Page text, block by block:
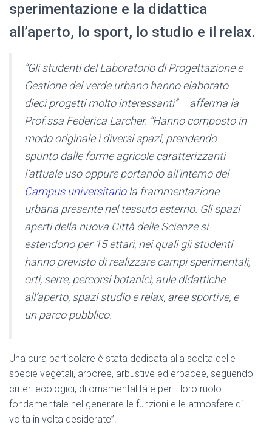
sperimentazione e la didattica
all’aperto, lo sport, lo studio e il relax.
“Gli studenti del Laboratorio di Progettazione e
Gestione del verde urbano hanno elaborato
dieci progetti molto interessanti” – afferma la
Prof.ssa Federica Larcher. “Hanno composto in
modo originale i diversi spazi, prendendo
spunto dalle forme agricole caratterizzanti
l’attuale uso oppure portando all’interno del
Campus universitariola frammentazione
urbana presente nel tessuto esterno. Gli spazi
aperti della nuova Città delle Scienze si
estendono per 15 ettari, nei quali gli studenti
hanno previsto di realizzare campi sperimentali,
orti, serre, percorsi botanici, aule didattiche
all’aperto, spazi studio e relax, aree sportive, e
un parco pubblico.
Una cura particolare è stata dedicata alla scelta delle
specie vegetali, arboree, arbustive ed erbacee, seguendo
criteri ecologici, di ornamentalità e per il loro ruolo
fondamentale nel generare le funzioni e le atmosfere di
volta in volta desiderate”.